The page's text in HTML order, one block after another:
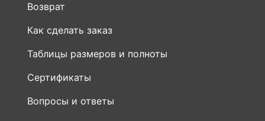
Возврат
Как сделать заказ
Таблицы размеров и полноты
Сертификаты
Вопросы и ответы